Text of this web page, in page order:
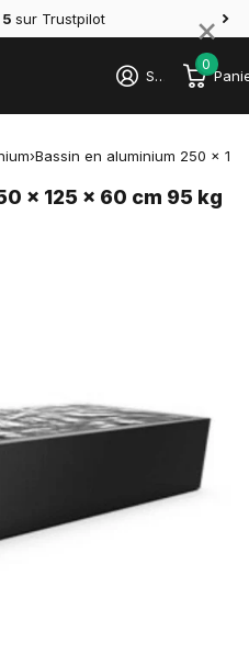
sur Trustpilot
S'identifier
0
›Bassin en aluminium 250 x
x 125 x 60 cm 95 kg
×